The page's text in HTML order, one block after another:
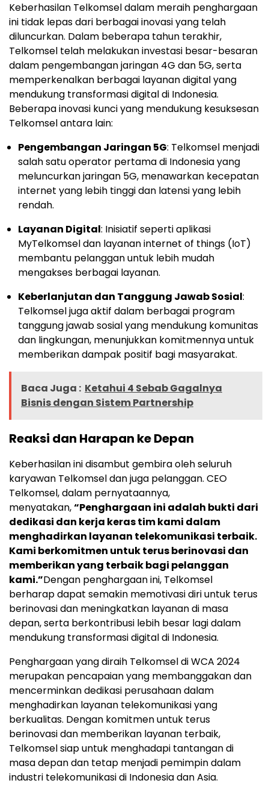
Keberhasilan Telkomsel dalam meraih penghargaan
ini tidak lepas dari berbagai inovasi yang telah
diluncurkan. Dalam beberapa tahun terakhir,
Telkomsel telah melakukan investasi besar-besaran
dalam pengembangan jaringan 4G dan 5G, serta
memperkenalkan berbagai layanan digital yang
mendukung transformasi digital di Indonesia.
Beberapa inovasi kunci yang mendukung kesuksesan
Telkomsel antara lain:
Pengembangan Jaringan 5G: Telkomsel menjadi
salah satu operator pertama di Indonesia yang
meluncurkan jaringan 5G, menawarkan kecepatan
internet yang lebih tinggi dan latensi yang lebih
rendah.
Layanan Digital: Inisiatif seperti aplikasi
MyTelkomsel dan layanan internet of things (IoT)
membantu pelanggan untuk lebih mudah
mengakses berbagai layanan.
Keberlanjutan dan Tanggung Jawab Sosial:
Telkomsel juga aktif dalam berbagai program
tanggung jawab sosial yang mendukung komunitas
dan lingkungan, menunjukkan komitmennya untuk
memberikan dampak positif bagi masyarakat.
Baca Juga : Ketahui 4 Sebab Gagalnya
Bisnis dengan Sistem Partnership
Reaksi dan Harapan ke Depan
Keberhasilan ini disambut gembira oleh seluruh
karyawan Telkomsel dan juga pelanggan. CEO
Telkomsel, dalam pernyataannya,
menyatakan,“Penghargaan ini adalah bukti dari
dedikasi dan kerja keras tim kami dalam
menghadirkan layanan telekomunikasi terbaik.
Kami berkomitmen untuk terus berinovasi dan
memberikan yang terbaik bagi pelanggan
kami.”Dengan penghargaan ini, Telkomsel
berharap dapat semakin memotivasi diri untuk terus
berinovasi dan meningkatkan layanan di masa
depan, serta berkontribusi lebih besar lagi dalam
mendukung transformasi digital di Indonesia.
Penghargaan yang diraih Telkomsel di WCA 2024
merupakan pencapaian yang membanggakan dan
mencerminkan dedikasi perusahaan dalam
menghadirkan layanan telekomunikasi yang
berkualitas. Dengan komitmen untuk terus
berinovasi dan memberikan layanan terbaik,
Telkomsel siap untuk menghadapi tantangan di
masa depan dan tetap menjadi pemimpin dalam
industri telekomunikasi di Indonesia dan Asia.